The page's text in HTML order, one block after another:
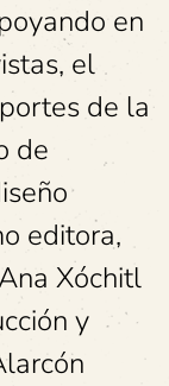
en
el
de la
de
editora,
Xóchitl
y